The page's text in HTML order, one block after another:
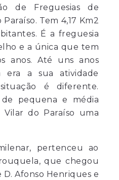
de Freguesias de
Tem 4,17 Km2
É a freguesia
e a única que tem
anos. Até uns anos
era a sua atividade
é diferente.
pequena e média
Vilar do Paraíso uma
pertenceu ao
que chegou
Afonso Henriques e